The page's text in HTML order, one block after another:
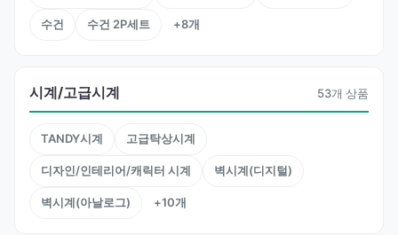
수건 수건 2P세트 +8개
시계/고급시계 53개 상품
TANDY시계 고급탁상시계
디자인/인테리어/캐릭터 시계 벽시계(디지털)
벽시계(아날로그) +10개